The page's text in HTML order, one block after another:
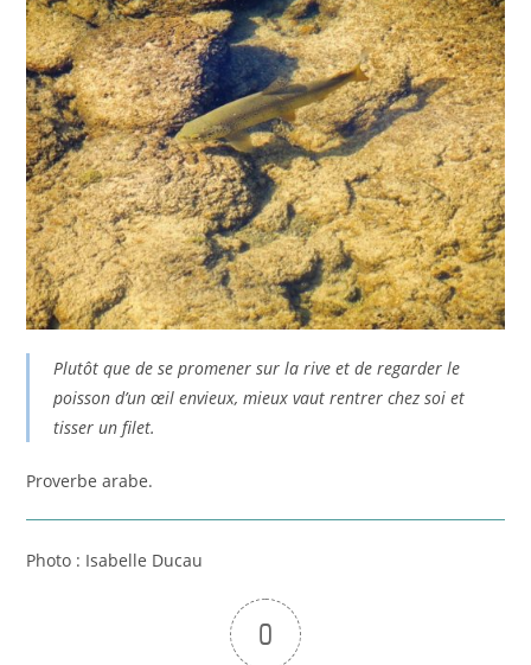
Plutôt que de se promener sur la rive et de regarder le
poisson d’un œil envieux, mieux vaut rentrer chez soi et
tisser un filet.
Proverbe arabe.
Photo : Isabelle Ducau
0